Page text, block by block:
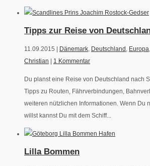
Tipps zur Reise von
11.09.2015 | Dänemark, Deutschland , Europa,
Christian
1 Kommentar
Du planst eine Reise von Deutschland nach
Tipps zu Routen, Fährverbindungen,
weiteren nützlichen Informationen. Wenn Du
willst kannst Du mit dem Schiff...
Lilla Bommen